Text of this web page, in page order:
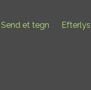
Send et tegn